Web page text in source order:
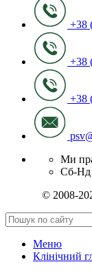
+38
+38
+38
Ми
Сб-Нд
© 2008-
Меню
Клінічний